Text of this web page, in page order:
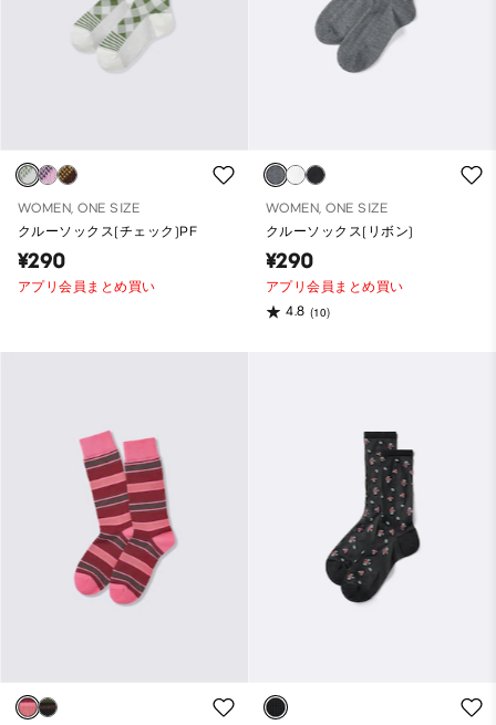
WOMEN, ONE SIZE
クルーソックス(チェック)PF
¥290
アプリ会員まとめ買い
WOMEN, ONE SIZE
クルーソックス(リボン)
¥290
アプリ会員まとめ買い
4.8 (10)